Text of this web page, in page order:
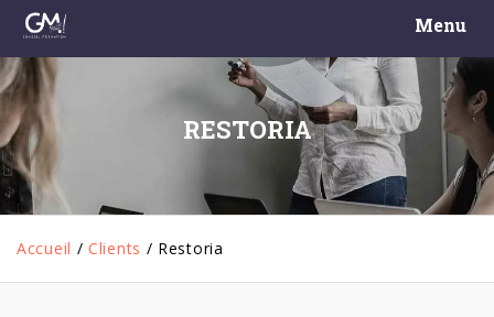
Menu
RESTORIA
Accueil /Clients / Restoria